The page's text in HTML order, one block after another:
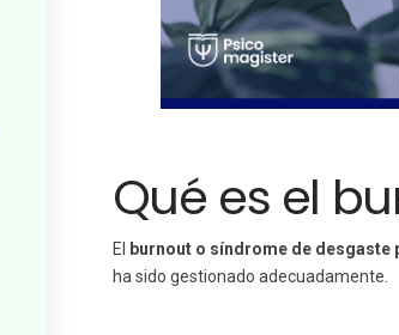
Qué es el
El burnout o síndrome de desgaste
ha sido gestionado adecuadamente.